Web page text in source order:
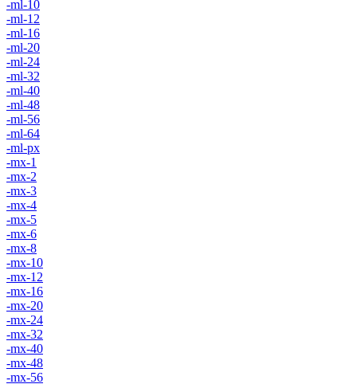
-ml-10
-ml-12
-ml-16
-ml-20
-ml-24
-ml-32
-ml-40
-ml-48
-ml-56
-ml-64
-ml-px
-mx-1
-mx-2
-mx-3
-mx-4
-mx-5
-mx-6
-mx-8
-mx-10
-mx-12
-mx-16
-mx-20
-mx-24
-mx-32
-mx-40
-mx-48
-mx-56